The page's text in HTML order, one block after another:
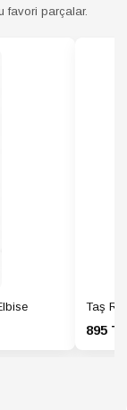
favori parçalar.
Taş
895